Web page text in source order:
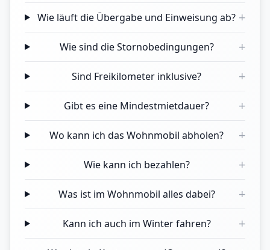
Wie läuft die Übergabe und Einweisung ab? +
Wie sind die Stornobedingungen? +
Sind Freikilometer inklusive? +
Gibt es eine Mindestmietdauer? +
Wo kann ich das Wohnmobil abholen? +
Wie kann ich bezahlen? +
Was ist im Wohnmobil alles dabei? +
Kann ich auch im Winter fahren? +